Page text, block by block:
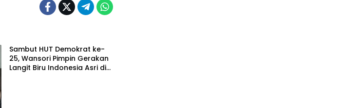
Sambut HUT Demokrat ke-
25, Wansori Pimpin Gerakan
Langit Biru Indonesia Asri di